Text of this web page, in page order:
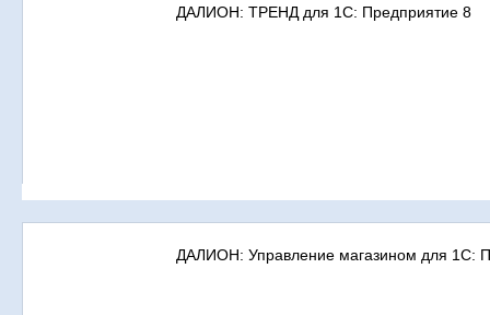
ДАЛИОН: ТРЕНД для 1С: Предприятие 8
ДАЛИОН: Управление магазином для 1С: